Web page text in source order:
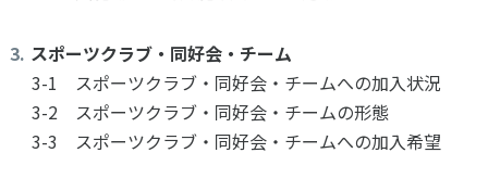
スポーツクラブ・同好会・チーム
3-1 スポーツクラブ・同好会・チームへの加入状況
3-2 スポーツクラブ・同好会・チームの形態
3-3 スポーツクラブ・同好会・チームへの加入希望